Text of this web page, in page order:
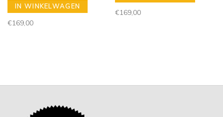
IN WINKELWAGEN
€169,00
€169,00